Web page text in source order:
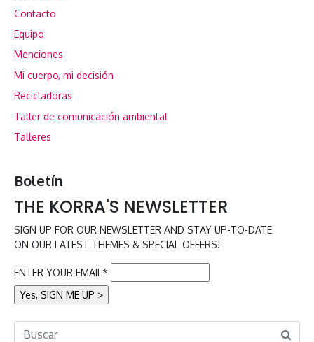
Contacto
Equipo
Menciones
Mi cuerpo, mi decisión
Recicladoras
Taller de comunicación ambiental
Talleres
Boletín
THE KORRA'S NEWSLETTER
SIGN UP FOR OUR NEWSLETTER AND STAY UP-TO-DATE
ON OUR LATEST THEMES & SPECIAL OFFERS!
ENTER YOUR EMAIL*